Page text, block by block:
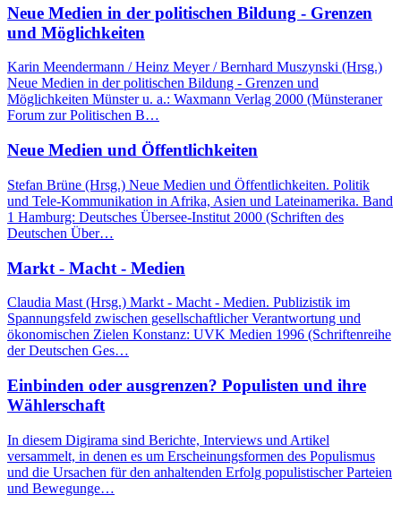
Neue Medien in der politischen Bildung - Grenzen
und Möglichkeiten
Karin Meendermann / Heinz Meyer / Bernhard Muszynski (Hrsg.)
Neue Medien in der politischen Bildung - Grenzen und
Möglichkeiten Münster u. a.: Waxmann Verlag 2000 (Münsteraner
Forum zur Politischen B…
Neue Medien und Öffentlichkeiten
Stefan Brüne (Hrsg.) Neue Medien und Öffentlichkeiten. Politik
und Tele-Kommunikation in Afrika, Asien und Lateinamerika. Band
1 Hamburg: Deutsches Übersee-Institut 2000 (Schriften des
Deutschen Über…
Markt - Macht - Medien
Claudia Mast (Hrsg.) Markt - Macht - Medien. Publizistik im
Spannungsfeld zwischen gesellschaftlicher Verantwortung und
ökonomischen Zielen Konstanz: UVK Medien 1996 (Schriftenreihe
der Deutschen Ges…
Einbinden oder ausgrenzen? Populisten und ihre
Wählerschaft
In diesem Digirama sind Berichte, Interviews und Artikel
versammelt, in denen es um Erscheinungsformen des Populismus
und die Ursachen für den anhaltenden Erfolg populistischer Parteien
und Bewegunge…